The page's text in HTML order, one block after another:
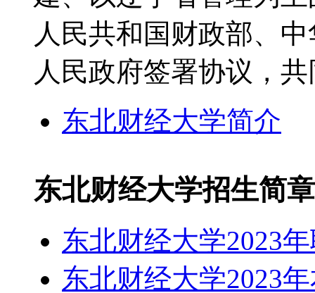
人民共和国财政部、
人民政府签署协议，
东北财经大学简介
东北财经大学招生简章
东北财经大学2023
东北财经大学2023